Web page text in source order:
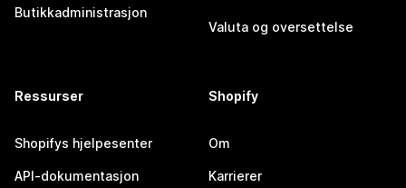
Butikkadministrasjon
Valuta og oversettelse
Ressurser
Shopifys hjelpesenter
API-dokumentasjon
Shopify
Om
Karrierer